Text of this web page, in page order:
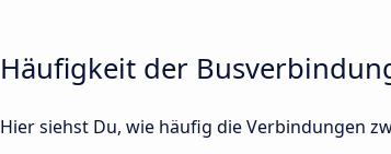
Häufigkeit der
Hier siehst Du, wie häufig die Verbindungen